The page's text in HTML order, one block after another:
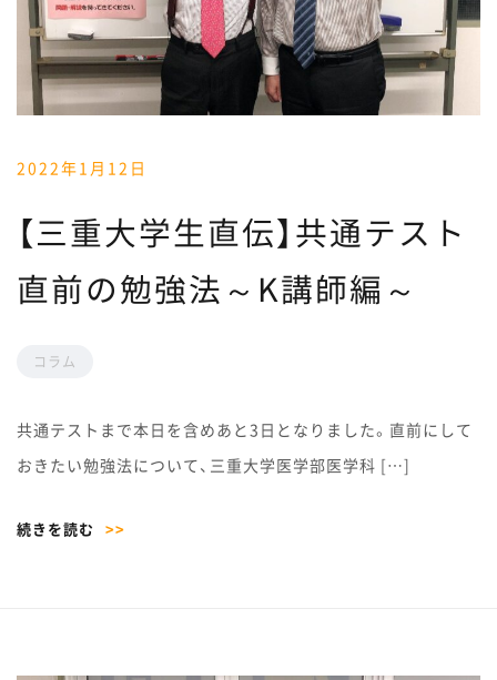
2022年1月12日
【三重大学生直伝】共通テスト
直前の勉強法～K講師編～
コラム
共通テストまで本日を含めあと3日となりました。直前にして
おきたい勉強法について、三重大学医学部医学科 […]
続きを読む >>